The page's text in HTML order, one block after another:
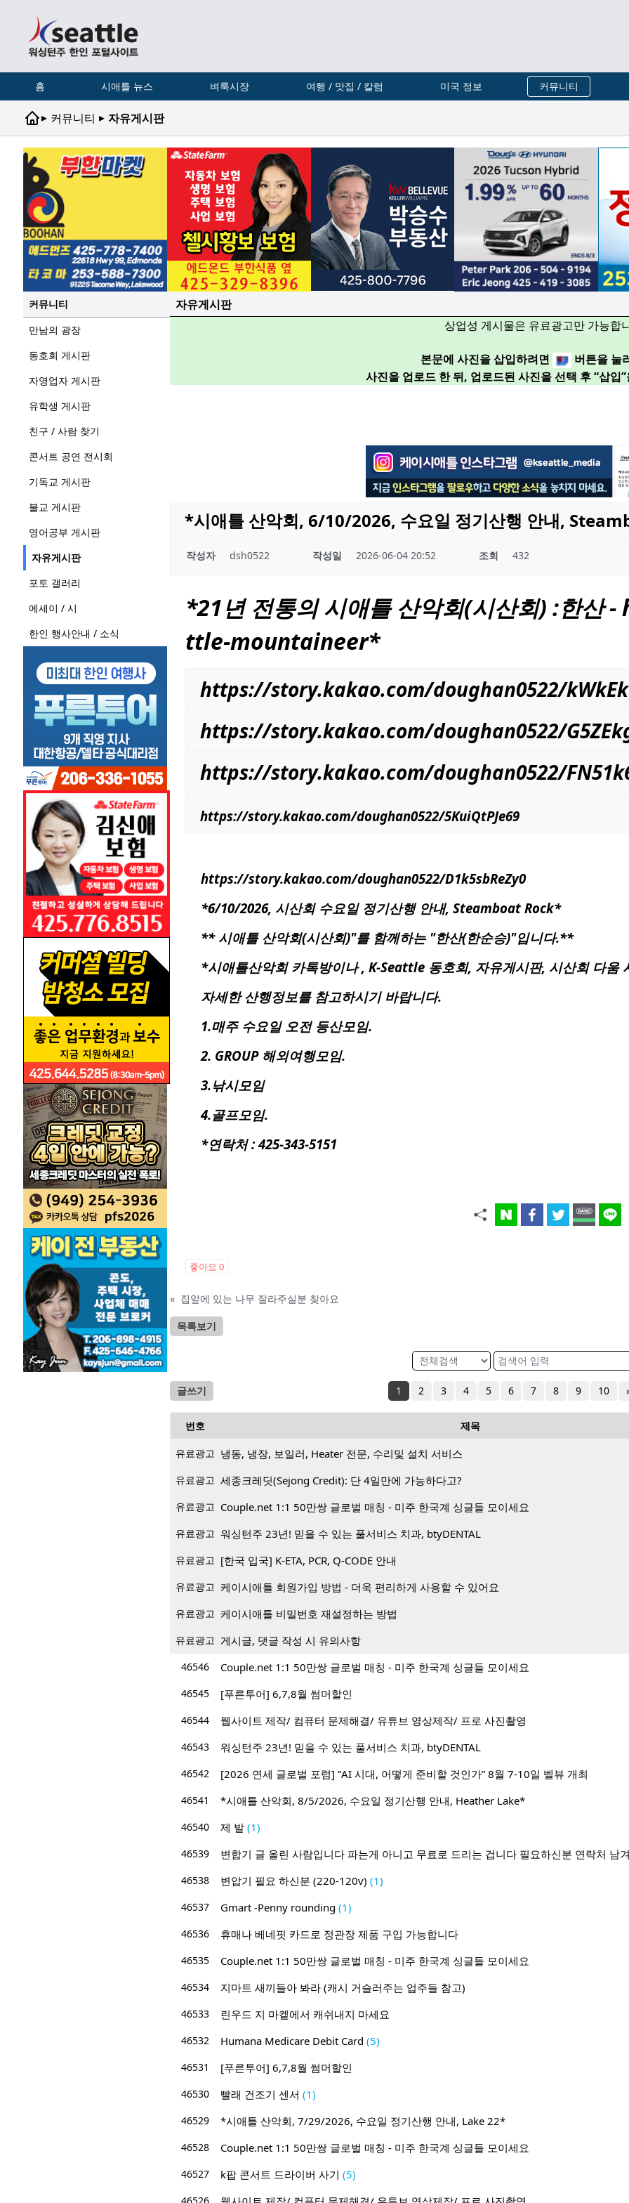
홈 시애틀 뉴스 벼룩시장 여행 / 맛집 / 칼럼 미국 정보 커뮤니티
▸ 커뮤니티 ▸ 자유게시판
커뮤니티
만남의 광장
동호회 게시판
자영업자 게시판
유학생 게시판
친구 / 사람 찾기
콘서트 공연 전시회
기독교 게시판
불교 게시판
영어공부 게시판
자유게시판
포토 갤러리
에세이 / 시
한인 행사안내 / 소식
자유게시판
상업성 게시물은 유료광고만 가능합
본문에 사진을 삽입하려면
버튼을 눌
사진을 업로드 한 뒤, 업로드된 사진을 선택 후 “삽입
*시애틀 산악회, 6/10/2026, 수요일 정기산행 안내,
작성자 dsh0522 작성일 2026-06-04 20:52 조회 432
*21년 전통의시애틀산악회(시산회) :한산
ttle-mountaineer*
https://story.kakao.com/doughan0522/
https://story.kakao.com/doughan0522/
https://story.kakao.com/doughan0522/
https://story.kakao.com/doughan0522/5KuiQtPJe69
https://story.kakao.com/doughan0522/D1k5sbReZy0
*6/10/2026, 시산회 수요일 정기산행 안내, Steamboat Rock*
** 시애틀산악회(시산회)"를 함께하는 "한산(한순승)"입니다.**
*시애틀산악회 카톡방이나 , K-Seattle 동호회, 자유게시판, 시산회 다움
자세한 산행정보를 참고하시기 바랍니다.
1.매주 수요일 오전 등산모임.
2. GROUP 해외여행모임.
3.낚시모임
4.골프모임.
*연락처 : 425-343-5151
좋아요 0
« 집앞에 있는 나무 잘라주실분 찾아요
목록보기
글쓰기 1 2 3 4 5 6 7 8 9 10
번호 제목
유료광고 냉동, 냉장, 보일러, Heater 전문, 수리및 설치 서비스
유료광고 세종크레딧(Sejong Credit): 단 4일만에 가능하다고?
유료광고 Couple.net 1:1 50만쌍 글로벌 매칭 - 미주 한국계 싱글들 모이세요
유료광고 워싱턴주 23년! 믿을 수 있는 풀서비스 치과, btyDENTAL
유료광고 [한국 입국] K-ETA, PCR, Q-CODE 안내
유료광고 케이시애틀 회원가입 방법 - 더욱 편리하게 사용할 수 있어요
유료광고 케이시애틀 비밀번호 재설정하는 방법
유료광고 게시글, 댓글 작성 시 유의사항
46546
Couple.net 1:1 50만쌍 글로벌 매칭 - 미주 한국계 싱글들 모이세요
46545
[푸른투어] 6,7,8월 썸머할인
46544
웹사이트 제작/ 컴퓨터 문제해결/ 유튜브 영상제작/ 프로 사진촬영
46543
워싱턴주 23년! 믿을 수 있는 풀서비스 치과, btyDENTAL
46542
[2026 연세 글로벌 포럼] “AI 시대, 어떻게 준비할 것인가” 8월 7-10일 벨뷰 개최
46541
*시애틀 산악회, 8/5/2026, 수요일 정기산행 안내, Heather Lake*
46540
제 발 (1)
46539
변합기 글 올린 사람입니다 파는게 아니고 무료로 드리는 겁니다 필요하신분 연락처 남
46538
변압기 필요 하신분 (220-120v) (1)
46537
Gmart -Penny rounding (1)
46536
휴매나 베네핏 카드로 정관장 제품 구입 가능합니다
46535
Couple.net 1:1 50만쌍 글로벌 매칭 - 미주 한국계 싱글들 모이세요
46534
지마트 새끼들아 봐라 (캐시 거슬러주는 업주들 참고)
46533
린우드 지 마켙에서 캐쉬내지 마세요
46532
Humana Medicare Debit Card (5)
46531
[푸른투어] 6,7,8월 썸머할인
46530
빨래 건조기 센서 (1)
46529
*시애틀 산악회, 7/29/2026, 수요일 정기산행 안내, Lake 22*
46528
Couple.net 1:1 50만쌍 글로벌 매칭 - 미주 한국계 싱글들 모이세요
46527
k팝 콘서트 드라이버 사기 (5)